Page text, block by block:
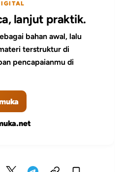
lanjut praktik.
bahan awal, lalu
terstruktur di
pencapaianmu di